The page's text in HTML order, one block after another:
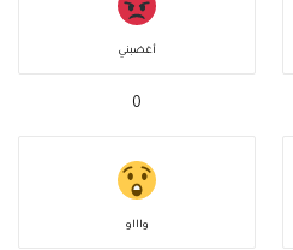
أغضبني
0
واااو